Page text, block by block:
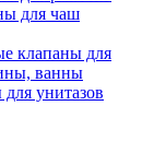
для чаш
клапаны для
ванны
унитазов